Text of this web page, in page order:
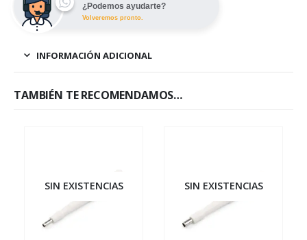
¿Podemos ayudarte?
Volveremos pronto.
INFORMACIÓN ADICIONAL
TAMBIÉN TE RECOMENDAMOS…
SIN EXISTENCIAS SIN EXISTENCIAS